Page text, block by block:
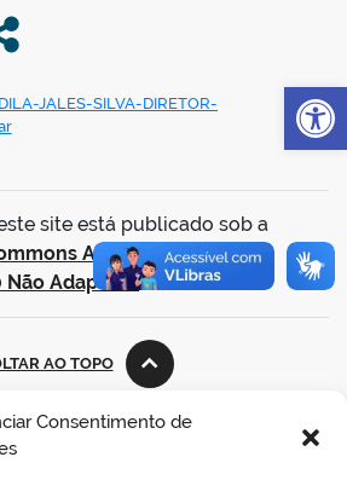
Consentimento de
JALES-SILVA-DIRETOR-
site está publicado sob a
Atribuição-
Não Adaptada.
AO TOPO